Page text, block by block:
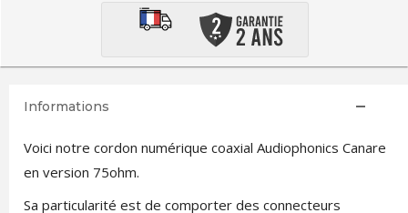
Informations
Voici notre cordon numérique coaxial Audiophonics Canare
en version 75ohm.
Sa particularité est de comporter des connecteurs